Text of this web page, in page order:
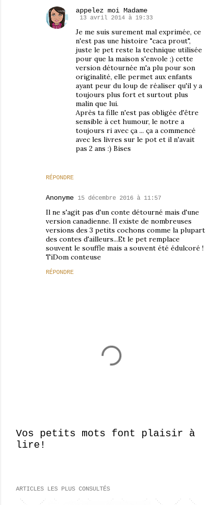
RÉPONDRE
appelez moi Madame
13 avril 2014 à 19:33
Je me suis surement mal exprimée, ce
n'est pas une histoire "caca prout",
juste le pet reste la technique utilisée
pour que la maison s'envole ;) cette
version détournée m'a plu pour son
originalité, elle permet aux enfants
ayant peur du loup de réaliser qu'il y a
toujours plus fort et surtout plus
malin que lui.
Après ta fille n'est pas obligée d'être
sensible à cet humour, le notre a
toujours ri avec ça ... ça a commencé
avec les livres sur le pot et il n'avait
pas 2 ans :) Bises
Anonyme 15 décembre 2016 à 11:57
Il ne s'agit pas d'un conte détourné mais d'une
version canadienne. Il existe de nombreuses
versions des 3 petits cochons comme la plupart
des contes d'ailleurs...Et le pet remplace
souvent le souffle mais a souvent été édulcoré !
TiDom conteuse
RÉPONDRE
E
g
Vos petits mots font plaisir à
lire!
ARTICLES LES PLUS CONSULTÉS